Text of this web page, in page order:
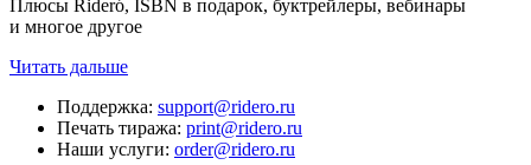
Плюсы Rideró, ISBN в подарок, буктрейлеры, вебинары
и многое другое
Читать дальше
Поддержка: support@ridero.ru
Печать тиража: print@ridero.ru
Наши услуги: order@ridero.ru